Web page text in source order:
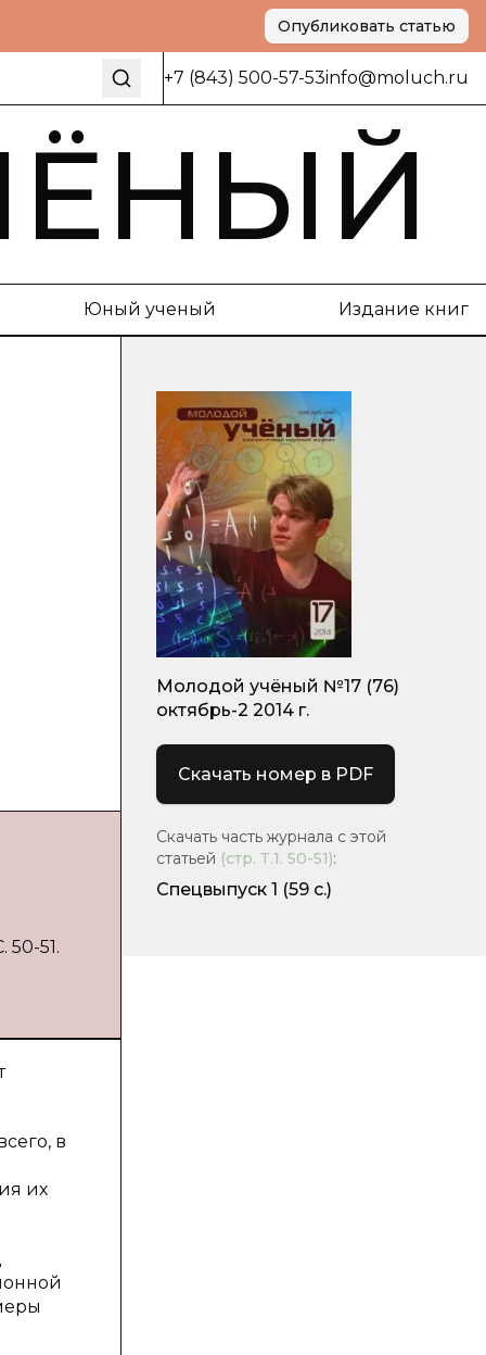
Опубликовать статью
+7 (843) 500-57-53info@moluch.ru
Юный ученый Издание книг
51.
в
их
Молодой учёный №17 (76)
октябрь-2 2014 г.
Скачать номер в PDF
Скачать часть журнала с этой
статьей (стр. Т.1. 50-51):
Спецвыпуск 1 (59 с.)